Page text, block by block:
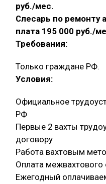
руб./мес.
Слесарь по ремонту
плата 195 000 руб./
Требования:
Только граждане РФ.
Условия:
Официальное
РФ
Первые 2 вахты
договору
Работа вахтовым
Оплата межвахтового
Ежегодный